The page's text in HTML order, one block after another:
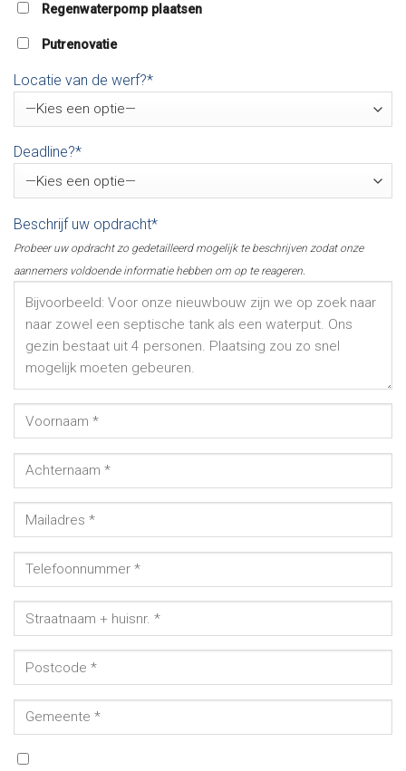
Regenwaterpomp plaatsen
Putrenovatie
Locatie van de werf?*
Deadline?*
Beschrijf uw opdracht*
Probeer uw opdracht zo gedetailleerd mogelijk te beschrijven zodat onze
aannemers voldoende informatie hebben om op te reageren.